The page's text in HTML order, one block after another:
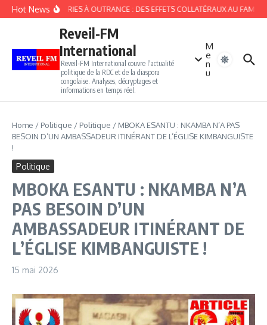
Aller au contenu
Hot NewsBUZOBÉRIES À OUTRANCE : DES EFFETS COLLATÉRAUX AU
Reveil-FM
International
Reveil-FM International couvre l'actualité
politique de la RDC et de la diaspora
congolaise. Analyses, décryptages et
informations en temps réel.
M
e
n
u
Home / Politique / Politique / MBOKA ESANTU : NKAMBA N’A PAS
BESOIN D’UN AMBASSADEUR ITINÉRANT DE L’ÉGLISE KIMBANGUISTE
!
Politique
MBOKA ESANTU : NKAMBA N’A
PAS BESOIN D’UN
AMBASSADEUR ITINÉRANT DE
L’ÉGLISE KIMBANGUISTE !
15 mai 2026